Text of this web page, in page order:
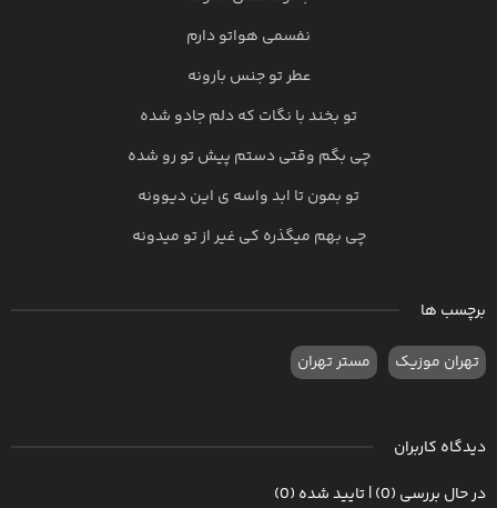
نفسمی هواتو دارم
عطر تو جنس بارونه
تو بخند با نگات که دلم جادو شده
چی بگم وقتی دستم پیش تو رو شده
تو بمون تا ابد واسه ی این دیوونه
چی بهم میگذره کی غیر از تو میدونه
برچسب ها
تهران موزیک مستر تهران
دیدگاه کاربران
در حال بررسی (0) | تایید شده (0)